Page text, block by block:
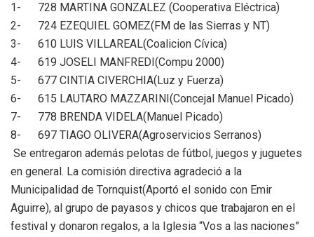
1- 728 MARTINA GONZALEZ (Cooperativa Eléctrica)
2- 724 EZEQUIEL GOMEZ(FM de las Sierras y NT)
3- 610 LUIS VILLAREAL(Coalicion Cívica)
4- 619 JOSELI MANFREDI(Compu 2000)
5- 677 CINTIA CIVERCHIA(Luz y Fuerza)
6- 615 LAUTARO MAZZARINI(Concejal Manuel Picado)
7- 778 BRENDA VIDELA(Manuel Picado)
8- 697 TIAGO OLIVERA(Agroservicios Serranos)
Se entregaron además pelotas de fútbol, juegos y juguetes
en general. La comisión directiva agradeció a la
Municipalidad de Tornquist(Aportó el sonido con Emir
Aguirre), al grupo de payasos y chicos que trabajaron en el
festival y donaron regalos, a la Iglesia “Vos a las naciones”